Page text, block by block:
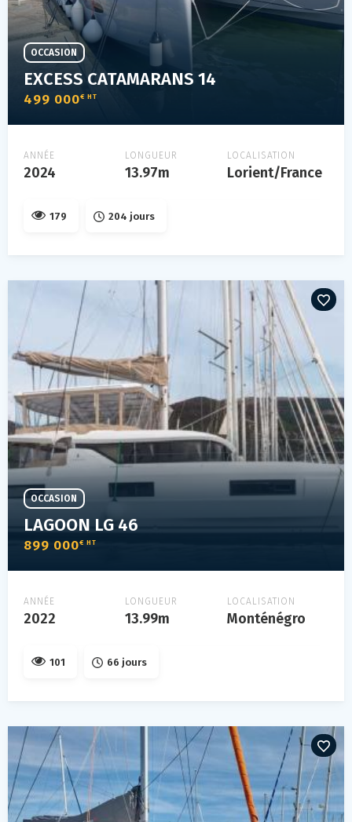
EXCESS CATAMARANS 14
499 000€ HT
OCCASION
ANNÉE
2024
LONGUEUR
13.97m
LOCALISATION
Lorient/France
179 204 jours
LAGOON LG 46
899 000€ HT
OCCASION
ANNÉE
2022
LONGUEUR
13.99m
LOCALISATION
Monténégro
101 66 jours